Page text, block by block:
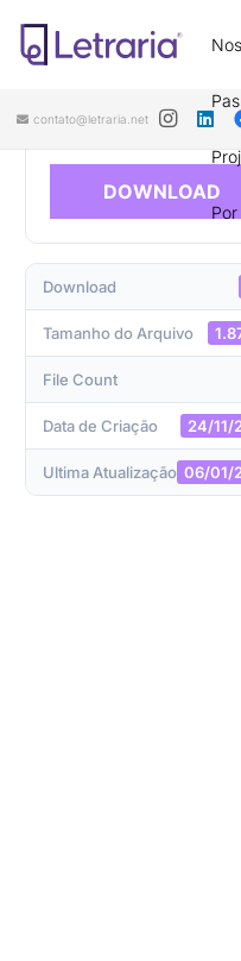
contato@letraria.net
A Formação
Docência em
DOWNLOAD
Download
Tamanho do Arquivo
File Count
Data de Criação 24/11/
Ultima Atualização 06/01/